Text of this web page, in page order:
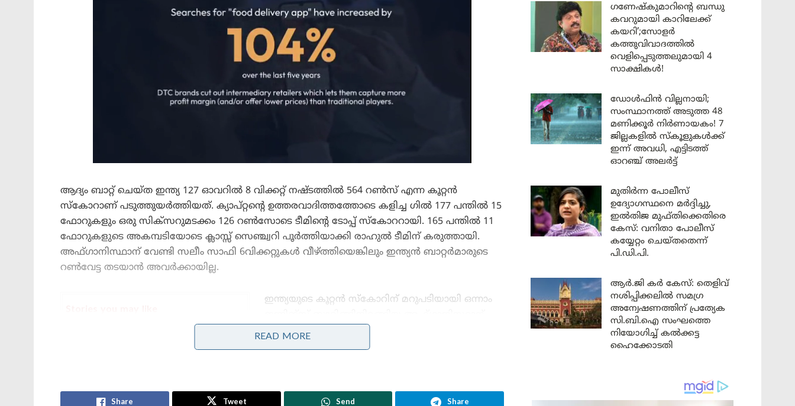
ആദ്യം ബാറ്റ് ചെയ്ത ഇന്ത്യ 127 ഓവറിൽ 8 വിക്കറ്റ് നഷ്ടത്തിൽ 564 റൺസ് എന്ന കൂറ്റൻ
സ്കോറാണ് പടുത്തുയർത്തിയത്. ക്യാപ്റ്റന്റെ ഉത്തരവാദിത്തത്തോടെ കളിച്ച ഗിൽ 177 പന്തിൽ 15
ഫോറുകളും ഒരു സിക്സറുമടക്കം 126 റൺസോടെ ടീമിന്റെ ടോപ്പ് സ്കോററായി. 165 പന്തിൽ 11
ഫോറുകളുടെ അകമ്പടിയോടെ ക്ലാസ്സ് സെഞ്ച്വറി പൂർത്തിയാക്കി രാഹുൽ ടീമിന് കരുത്തായി.
അഫ്ഗാനിസ്ഥാന് വേണ്ടി സലീം സാഫി 6വിക്കറ്റുകൾ വീഴ്ത്തിയെങ്കിലും ഇന്ത്യൻ ബാറ്റർമാരുടെ
റൺവേട്ട തടയാൻ അവർക്കായില്ല.
ഏറ്റുവാങ്ങി ഗുജറാത്ത് മുഖ്യമന്ത്രി;
അരുന്ധതിക്കും സ്വർണം; ലവ്‌ലിനയ്ക്ക്
ഇന്ത്യയുടെ കൂറ്റൻ സ്കോറിന് മറുപടിയായി ഒന്നാം
തുടക്കം മുതൽ തന്നെ പിഴച്ചു. ഇന്ത്യൻ ബൗളിങ്
നിരയ്ക്ക് മുന്നിൽ പതറിയ അവർ 58.4 ഓവറിൽ 152
റഹ്മത് ഷാ മാത്രമാണ് അല്പമെങ്കിലും
READ MORE
Share Tweet Send Share
ഗണേഷ്കുമാറിന്റെ ബന്ധു
കവറുമായി കാറിലേക്ക്
കയറി’;സോളർ
കത്തുവിവാദത്തിൽ
വെളിപ്പെടുത്തലുമായി 4
സാക്ഷികൾ!
ഡോൾഫിൻ വില്ലനായി;
സംസ്ഥാനത്ത് അടുത്ത 48
മണിക്കൂർ നിർണായകം! 7
ജില്ലകളിൽ സ്കൂളുകൾക്ക്
ഇന്ന് അവധി, എട്ടിടത്ത്
ഓറഞ്ച് അലർട്ട്
മുതിർന്ന പോലീസ്
ഉദ്യോഗസ്ഥനെ മർദ്ദിച്ചു,
ഇൽതിജ മുഫ്തിക്കെതിരെ
കേസ്: വനിതാ പോലീസ്
കയ്യേറ്റം ചെയ്തതെന്ന്
പി.ഡി.പി.
ആർ.ജി കർ കേസ്: തെളിവ്
നശിപ്പിക്കലിൽ സമഗ്ര
അന്വേഷണത്തിന് പ്രത്യേക
സി.ബി.ഐ സംഘത്തെ
നിയോഗിച്ച് കൽക്കട്ട
ഹൈക്കോടതി